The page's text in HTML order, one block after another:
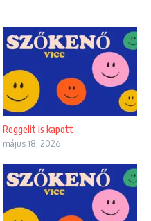
Reggelit is kapott
május 18, 2026